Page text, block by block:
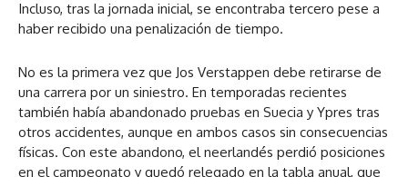
Incluso, tras la jornada inicial, se encontraba tercero pese a
haber recibido una penalización de tiempo.
No es la primera vez que Jos Verstappen debe retirarse de
una carrera por un siniestro. En temporadas recientes
también había abandonado pruebas en Suecia y Ypres tras
otros accidentes, aunque en ambos casos sin consecuencias
físicas. Con este abandono, el neerlandés perdió posiciones
en el campeonato y quedó relegado en la tabla anual, que